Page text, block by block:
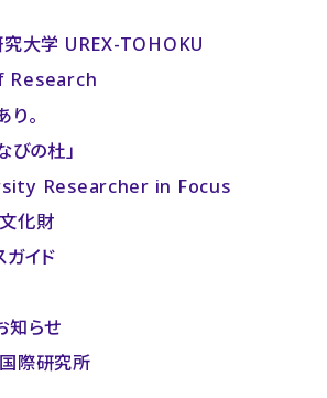
大学 UREX-TOHOKU
Research
。
びの杜」
Researcher in Focus
化財
イド
知らせ
際研究所